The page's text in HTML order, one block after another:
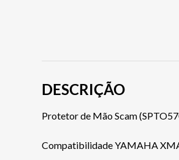
DESCRIÇÃO
Protetor de Mão Scam
Compatibilidade YAMAHA